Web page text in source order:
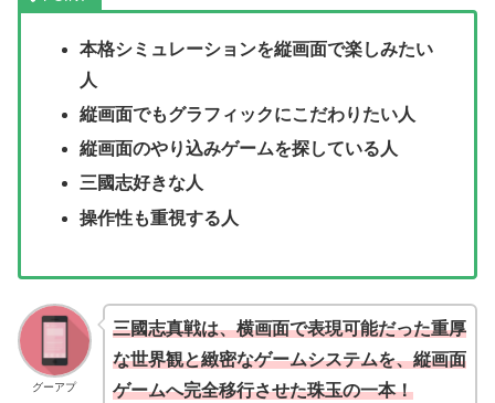
本格シミュレーションを縦画面で楽しみたい
人
縦画面でもグラフィックにこだわりたい人
縦画面のやり込みゲームを探している人
三國志好きな人
操作性も重視する人
グーアプ
三國志真戦は、横画面で表現可能だった重厚
な世界観と緻密なゲームシステムを、縦画面
ゲームへ完全移行させた珠玉の一本！